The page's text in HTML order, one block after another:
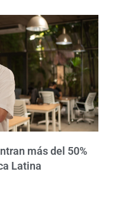
más del 50%
Latina